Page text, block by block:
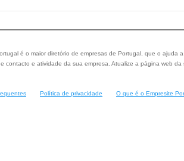
é o maior diretório de empresas de Portugal, que o ajuda
contacto e atividade da sua empresa. Atualize a página web
Política de privacidade O que é o Empresite